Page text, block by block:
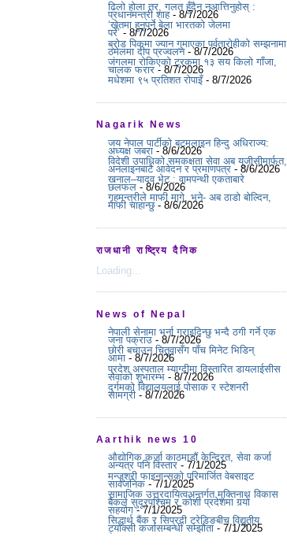
ढिलो होला तर, गलत हुँदैन नआत्तिनुहोस् :
प्रधानमन्त्री शाह- 8/7/2026
‘खेतमा हुनुपर्ने बेला भारतको जेलमा
परें’ - 8/7/2026
ब्रोड पिकमा ज्यान गुमाएका पर्वतारोहीको सम्झनामा
ठमेलमा दीप प्रज्वलन- 8/7/2026
जंगलमा रोकिएको ट्रकमा १३ सय किलो गाँजा,
चालक फरार - 8/7/2026
मधेशमा ९५ प्रतिशत रोपाइँ- 8/7/2026
Nagarik News
जय नेपाल पार्टीको बटमलाइन हिन्दु अधिराज्य:
अध्यक्ष जबरा - 8/6/2026
विदेशी उपाधिको समकक्षता सेवा अब यूजीसीमार्फत,
अनलाइनबाटै आवेदन र प्रमाणपत्र - 8/6/2026
खनाल–यादव भेट : वामपन्थी एकताबारे
छलफल - 8/6/2026
गृहमन्त्रीले माफी मागे, भने- अब ठाडो बोल्दिन,
माफी चाहान्छु- 8/6/2026
राजधानी राष्ट्रिय दैनिक
Loading...
News of Nepal
नेपाली सेनामा भर्ना गराइदिन्छु भन्दै ठगी गर्ने एक
जना पक्राउ - 8/7/2026
छोरी बचाउन चितुवासँग पाँच मिनेट भिडिन्
आमा - 8/7/2026
प्रदेश अस्पताल म्याग्दीमा विस्तारित डायलाईसीस
सेवाको शुभारम्भ - 8/7/2026
दुर्गमको विद्यालयलाई पोसाक र स्टेशनरी
सामग्री - 8/7/2026
Aarthik news 10
औद्योगिक कर्जा काठमाडौं केन्द्रित, सेवा कर्जा
अन्यत्र पनि विस्तार - 7/1/2025
मन्जुश्री फाइनान्सको परिमार्जित वेबसाइट
सार्वजनिक- 7/1/2025
सामाजिक उत्तरदायित्वअन्तर्गत मुक्तिनाथ विकास
बैंकले सुदूरपश्चिम र कोशी प्रदेशमा गर्‍यो
सहयोग- 7/1/2025
सिद्धार्थ बैंक र सिप्रदी ट्रेडिङबीच विद्युतीय
ट्याक्सी कर्जासम्बन्धी सम्झौता - 7/1/2025